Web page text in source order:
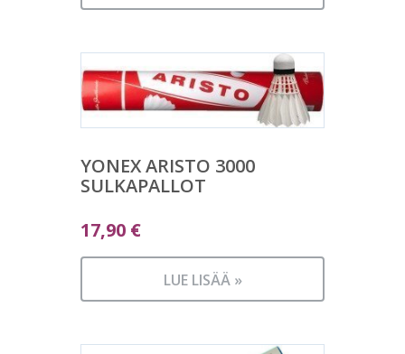
YONEX ARISTO 3000
SULKAPALLOT
17,90 €
LUE LISÄÄ »